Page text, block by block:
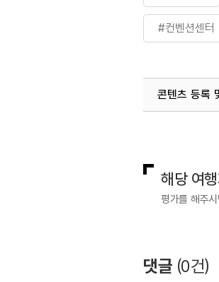
#컨벤션센터
콘텐츠 등록
해당 여
평가를 해주
댓글 (0건)